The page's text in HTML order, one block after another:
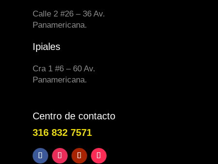
Calle 2 #26 – 36 Av.
Panamericana.
Ipiales
Cra 1 #6 – 60 Av.
Panamericana.
Centro de contacto
316 832 7571